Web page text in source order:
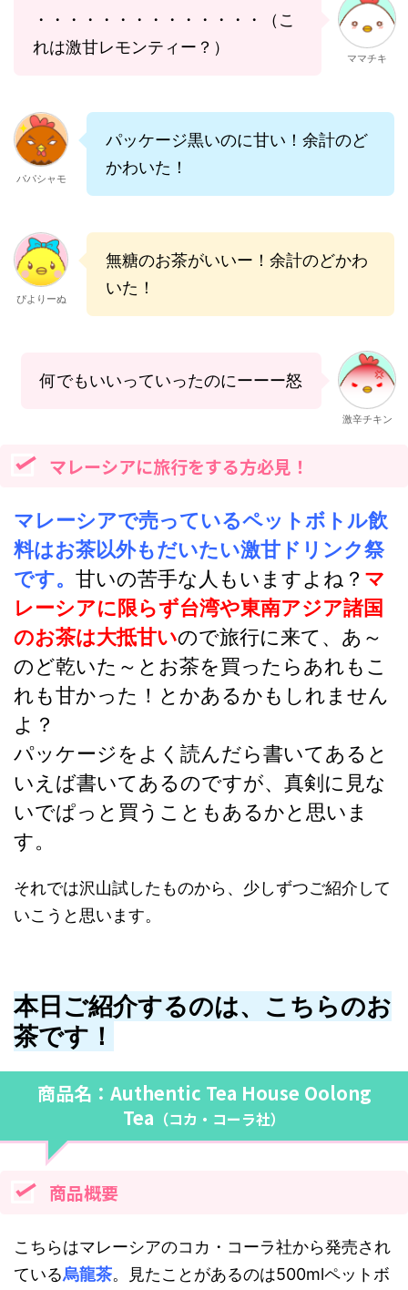
・・・・・・・・・・・・・・（こ
れは激甘レモンティー？）
ママチキ
パパシャモ
パッケージ黒いのに甘い！余計のど
かわいた！
ぴよりーぬ
無糖のお茶がいいー！余計のどかわ
いた！
何でもいいっていったのにーーー怒
激辛チキン
マレーシアに旅行をする方必見！
マレーシアで売っているペットボトル飲
料はお茶以外もだいたい激甘ドリンク祭
です。 甘いの苦手な人もいますよね？ マ
レーシアに限らず台湾や東南アジア諸国
のお茶は大抵甘いので旅行に来て、あ～
のど乾いた～とお茶を買ったらあれもこ
れも甘かった！とかあるかもしれません
よ？
パッケージをよく読んだら書いてあると
いえば書いてあるのですが、真剣に見な
いでぱっと買うこともあるかと思いま
す。
それでは沢山試したものから、少しずつご紹介して
いこうと思います。
本日ご紹介するのは、こちらのお
茶です！
商品名：Authentic Tea House Oolong
Tea （コカ・コーラ社）
商品概要
こちらはマレーシアのコカ・コーラ社から発売され
ている烏龍茶。見たことがあるのは500mlペットボ